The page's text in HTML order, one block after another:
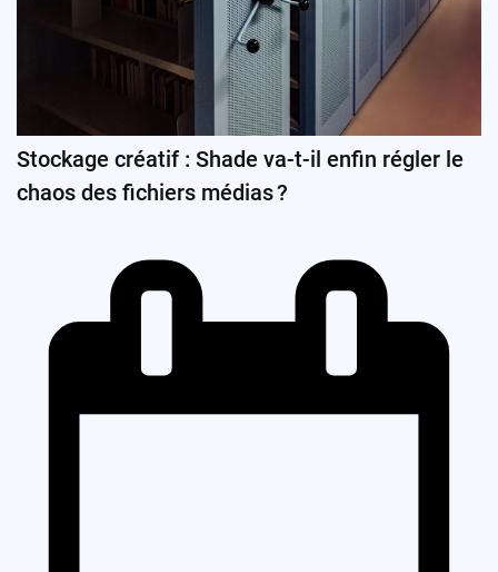
Stockage créatif : Shade va-t-il enfin régler le
chaos des fichiers médias ?